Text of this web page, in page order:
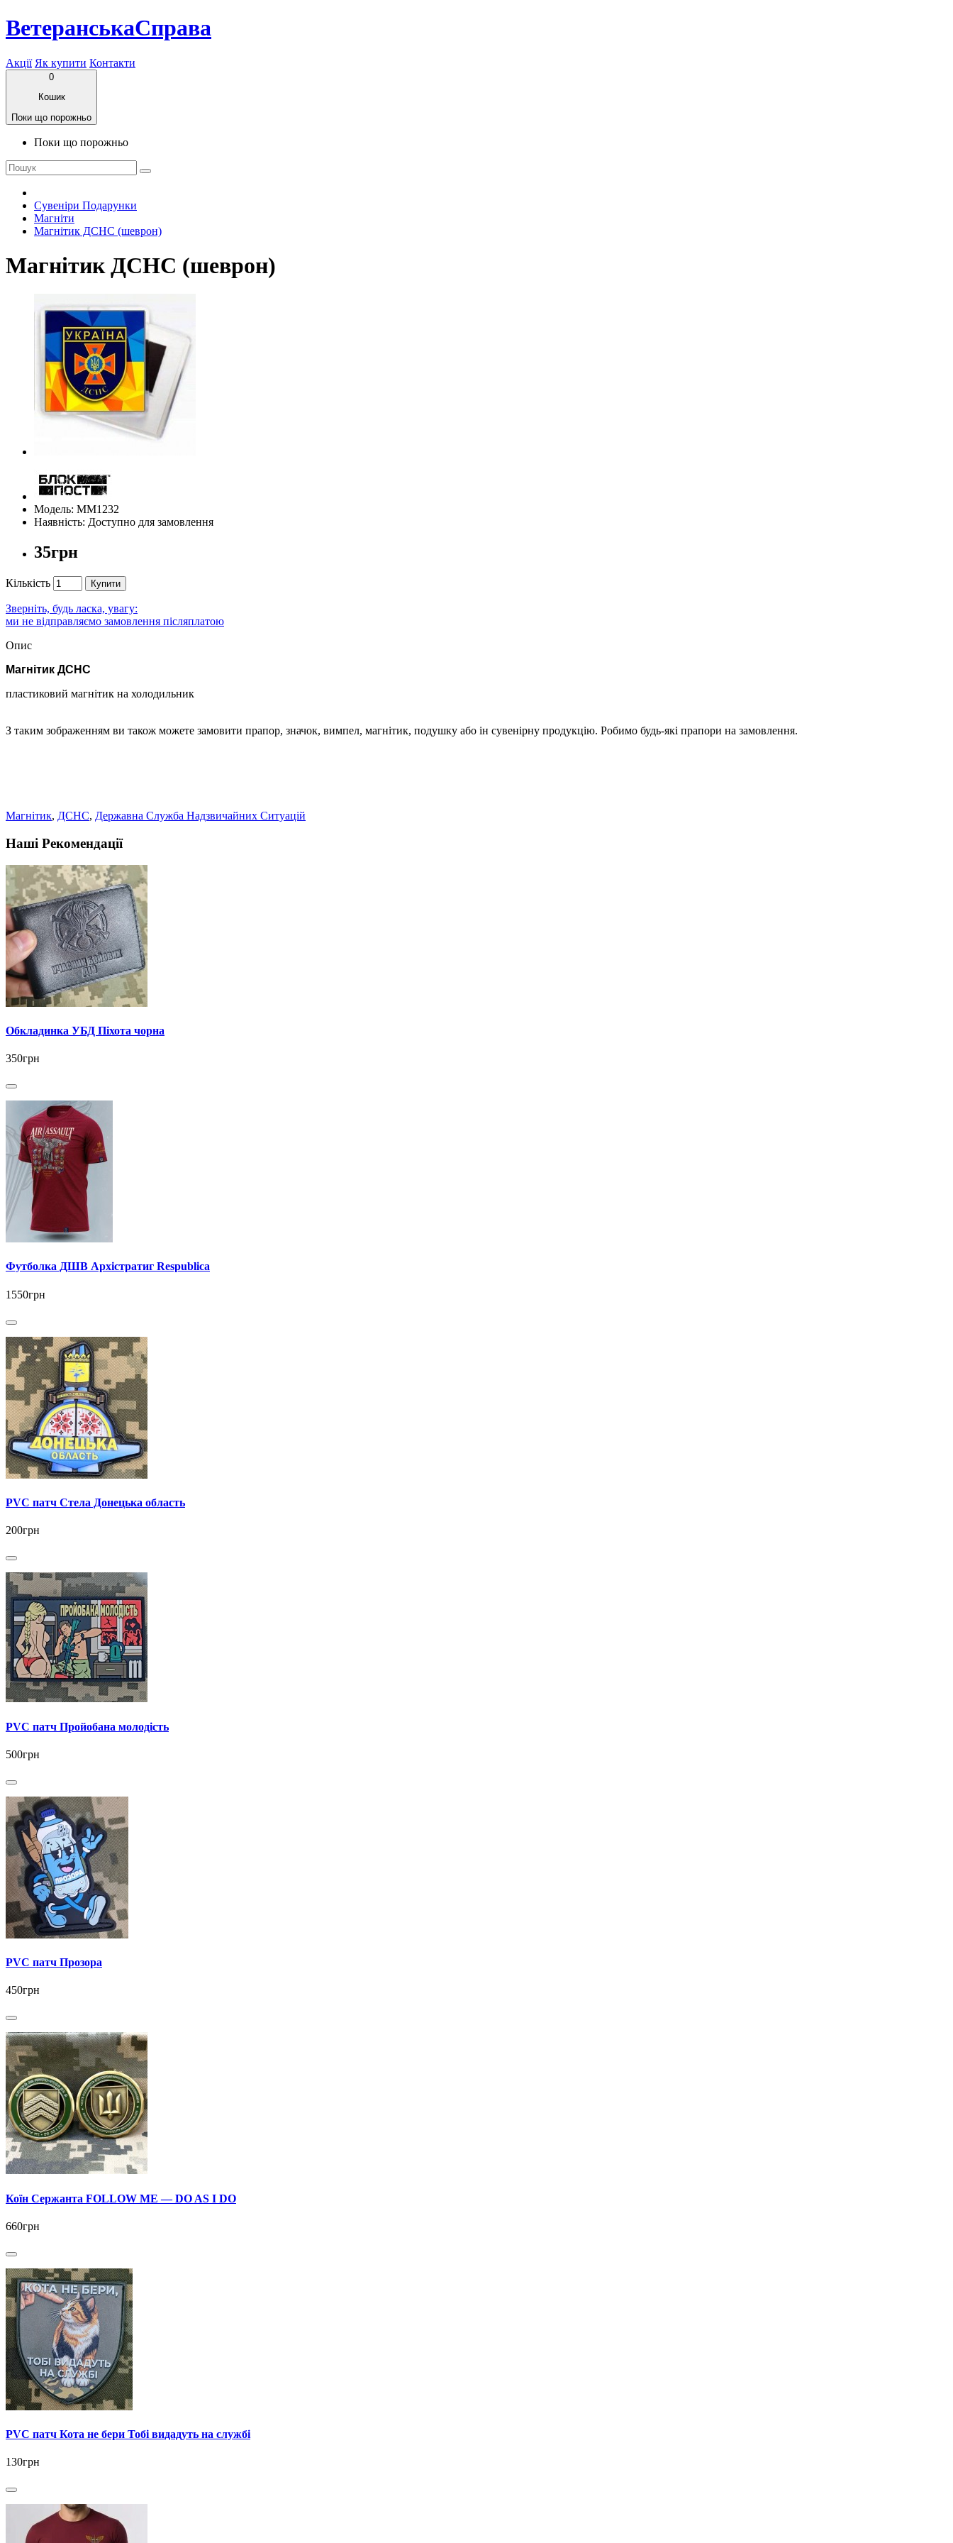
ВетеранськаСправа
Акції Як купити Контакти
0
Кошик
Поки що порожньо
Поки що порожньо
Сувеніри Подарунки
Магніти
Магнітик ДСНС (шеврон)
Магнітик ДСНС (шеврон)
Модель: ММ1232
Наявність: Доступно для замовлення
35грн
Кількість Купити
Зверніть, будь ласка, увагу:
ми не відправляємо замовлення післяплатою
Опис
Магнітик ДСНС
пластиковий магнітик на холодильник
З таким зображенням ви також можете замовити прапор, значок, вимпел, магнітик, подушку або ін сувенірну продукцію. Робимо будь-які прапори на замовлення.
Магнітик, ДСНС, Державна Служба Надзвичайних Ситуацій
Наші Рекомендації
Обкладинка УБД Піхота чорна
350грн
Футболка ДШВ Архістратиг Respublica
1550грн
PVC патч Стела Донецька область
200грн
PVC патч Пройобана молодість
500грн
PVC патч Прозора
450грн
Коїн Сержанта FOLLOW ME — DO AS I DO
660грн
PVC патч Кота не бери Тобі видадуть на службі
130грн